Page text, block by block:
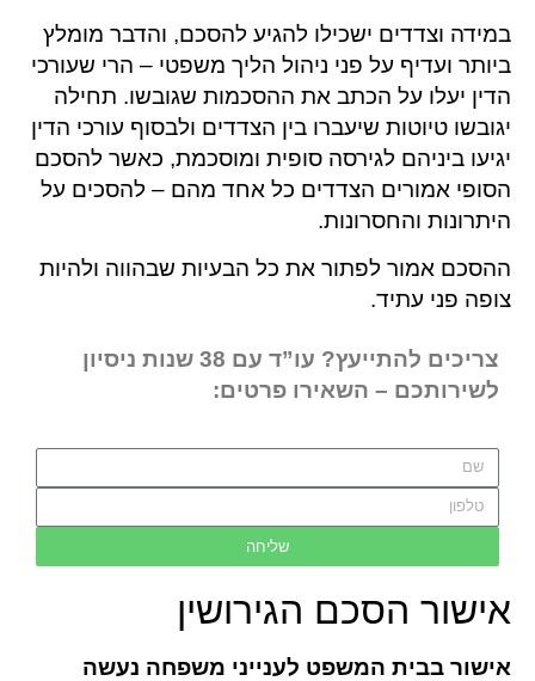
במידה וצדדים ישכילו להגיע להסכם, והדבר מומלץ
ביותר ועדיף על פני ניהול הליך משפטי – הרי שעורכי
הדין יעלו על הכתב את ההסכמות שגובשו. תחילה
יגובשו טיוטות שיעברו בין הצדדים ולבסוף עורכי הדין
יגיעו ביניהם לגירסה סופית ומוסכמת, כאשר להסכם
הסופי אמורים הצדדים כל אחד מהם – להסכים על
היתרונות והחסרונות.
ההסכם אמור לפתור את כל הבעיות שבהווה ולהיות
צופה פני עתיד.
צריכים להתייעץ? עו”ד עם 38 שנות ניסיון
לשירותכם – השאירו פרטים:
שליחה
אישור הסכם הגירושין
אישור בבית המשפט לענייני משפחה נעשה